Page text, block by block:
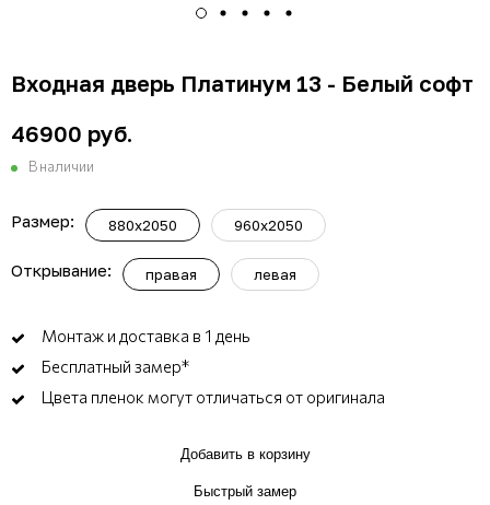
Входная дверь Платинум 13 - Белый софт
46900 руб.
В наличии
Размер: 880x2050 960x2050
Открывание: правая левая
Монтаж и доставка в 1 день
Бесплатный замер*
Цвета пленок могут отличаться от оригинала
Добавить в корзину
Быстрый замер